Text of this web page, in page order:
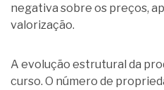
negativa sobre os preços,
valorização.
A evolução estrutural da
curso. O número de